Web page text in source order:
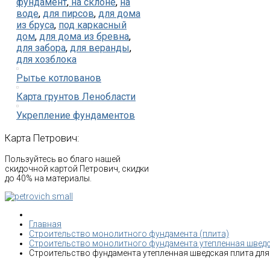
воде, для пирсов, для дома
из бруса, под каркасный
дом, для дома из бревна,
для забора, для веранды,
для хозблока
Рытье котлованов
Карта грунтов Ленобласти
Укрепление фундаментов
Карта Петрович:
Пользуйтесь во благо нашей
скидочной картой Петрович, скидки
до 40% на материалы.
Главная
Строительство монолитного фундамента (плита)
Строительство монолитного фундамента утепленная
Строительство фундамента утепленная шведская плита